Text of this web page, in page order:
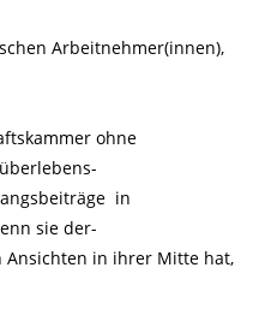
Arbeitnehmer(innen),
ohne
in
sie der-
in ihrer Mitte hat,